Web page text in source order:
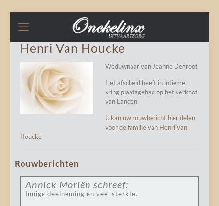
Henri Van Houcke
Weduwnaar van Jeanne Degroot,
Het afscheid heeft in intieme
kring plaatsgehad op het kerkhof
van Landen.
U kan uw rouwbericht hier delen
voor de familie van Henri Van
Houcke
Rouwberichten
Annick Moriën schreef:
Innige deelneming en veel sterkte.